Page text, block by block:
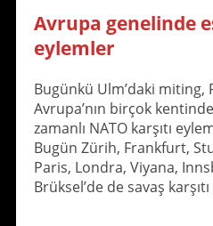
Avrupa genelinde
eylemler
Bugünkü Ulm’daki miting,
Avrupa’nın birçok
zamanlı NATO karşıtı
Bugün Zürih, Frankfurt,
Paris, Londra, Viyana,
Brüksel’de de savaş